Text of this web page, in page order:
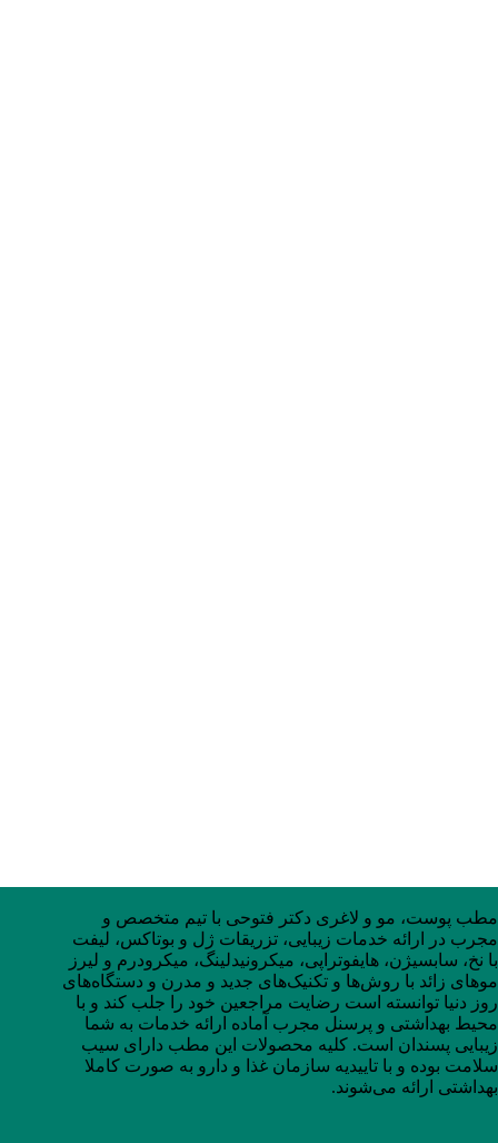
مطب پوست، مو و لاغری دکتر فتوحی با تیم متخصص و
مجرب در ارائه خدمات زیبایی، تزریقات ژل و بوتاکس، لیفت
با نخ، سابسیژن، هایفوتراپی، میکرونیدلینگ، میکرودرم و لیرز
موهای زائد با روش‌ها و تکنیک‌های جدید و مدرن و دستگاه‌های
روز دنیا توانسته است رضایت مراجعین خود را جلب کند و با
محیط بهداشتی و پرسنل مجرب آماده ارائه خدمات به شما
زیبایی پسندان است. کلیه محصولات این مطب دارای سیب
سلامت بوده و با تاییدیه سازمان غذا و دارو به صورت کاملا
بهداشتی ارائه می‌شوند.